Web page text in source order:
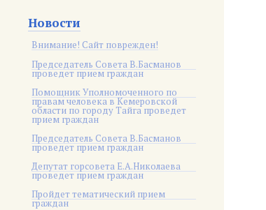
Новости
Внимание! Сайт поврежден!
Председатель Совета В.Басманов
проведет прием граждан
Помощник Уполномоченного по
правам человека в Кемеровской
области по городу Тайга проведет
прием граждан
Председатель Совета В.Басманов
проведет прием граждан
Депутат горсовета Е.А.Николаева
проведет прием граждан
Пройдет тематический прием
граждан